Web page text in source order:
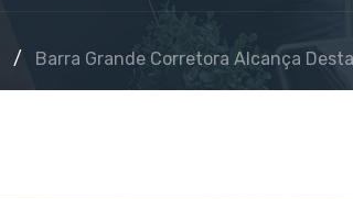
/ Barra Grande Corretora Alcança